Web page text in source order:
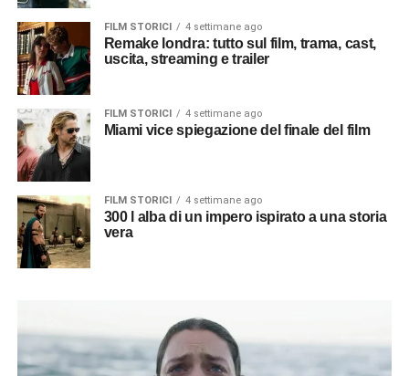
FILM STORICI 4 settimane ago
Remake londra: tutto sul film, trama, cast,
uscita, streaming e trailer
FILM STORICI 4 settimane ago
Miami vice spiegazione del finale del film
FILM STORICI 4 settimane ago
300 l alba di un impero ispirato a una storia
vera